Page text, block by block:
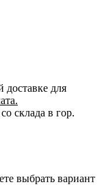
для
склада в гор.
выбрать вариант